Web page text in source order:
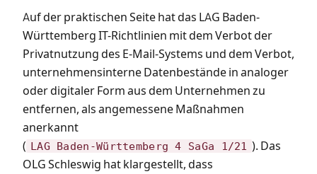
Auf der praktischen Seite hat das LAG Baden-
Württemberg IT-Richtlinien mit dem Verbot der
Privatnutzung des E-Mail-Systems und dem Verbot,
unternehmensinterne Datenbestände in analoger
oder digitaler Form aus dem Unternehmen zu
entfernen, als angemessene Maßnahmen
anerkannt
( LAG Baden-Württemberg 4 SaGa 1/21 ). Das
OLG Schleswig hat klargestellt, dass